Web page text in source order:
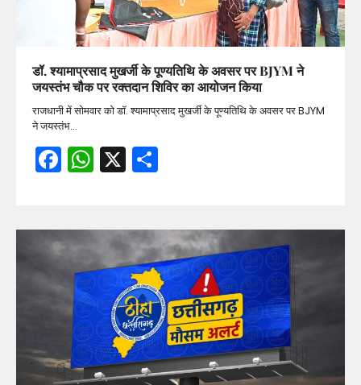
डॉ. श्यामाप्रसाद मुखर्जी के पूण्यतिथि के अवसर पर BJYM ने
जयस्तंभ चौक पर रक्तदान शिविर का आयोजन किया
राजधानी में सोमवार को डॉ. श्यामाप्रसाद मुखर्जी के पूण्यतिथि के अवसर पर BJYM
ने जयस्तंभ…
Facebook
WhatsApp
X